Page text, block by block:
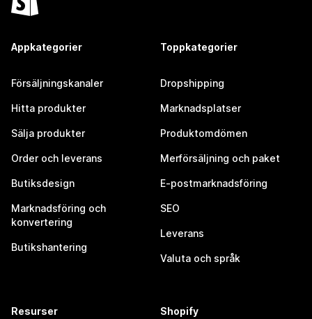
Appkategorier
Försäljningskanaler
Hitta produkter
Sälja produkter
Order och leverans
Butiksdesign
Marknadsföring och
konvertering
Butikshantering
Toppkategorier
Dropshipping
Marknadsplatser
Produktomdömen
Merförsäljning och paket
E-postmarknadsföring
SEO
Leverans
Valuta och språk
Resurser Shopify